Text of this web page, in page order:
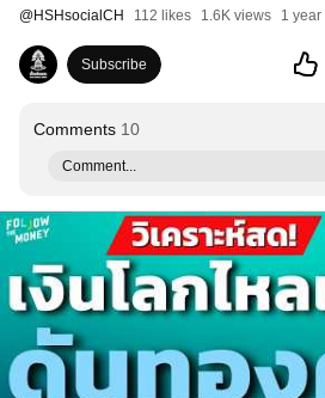
@HSHsocialCH 112 likes 1.6K views 1 year
Subscribe
Comments 10
Comment...